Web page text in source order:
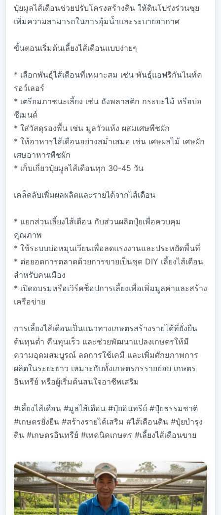
ปุ๋ยมูลไส้เดือนช่วยปรับโครงสร้างดิน ให้ดินโปร่งร่วนซุย
เพิ่มความสามารถในการอุ้มน้ำและระบายอากาศ
ขั้นตอนเริ่มต้นเลี้ยงไส้เดือนแบบง่ายๆ
* เลือกพันธุ์ไส้เดือนที่เหมาะสม เช่น พันธุ์แอฟริกันไนท์ค
รอว์เลอร์
* เตรียมภาชนะเลี้ยง เช่น ถังพลาสติก กระบะไม้ หรือบ่อ
ซีเมนต์
* ใส่วัสดุรองพื้น เช่น มูลวัวแห้ง ผสมเศษพืชผัก
* ให้อาหารไส้เดือนอย่างสม่ำเสมอ เช่น เศษผลไม้ เศษผัก
เศษอาหารพืชผัก
* เก็บเกี่ยวปุ๋ยมูลไส้เดือนทุก 30-45 วัน
เคล็ดลับเพิ่มผลผลิตและรายได้จากไส้เดือน
* แยกส่วนเลี้ยงไส้เดือน กับส่วนผลิตปุ๋ยเพื่อควบคุม
คุณภาพ
* ใช้ระบบบ่อหมุนเวียนเพื่อลดแรงงานและประหยัดพื้นที่
* ต่อยอดการตลาดด้วยการขายเป็นชุด DIY เลี้ยงไส้เดือน
สำหรับคนเมือง
* เปิดอบรมหรือเวิร์คช็อปการเลี้ยงเพื่อเพิ่มมูลค่าและสร้าง
เครือข่าย
การเลี้ยงไส้เดือนเป็นแนวทางเกษตรสร้างรายได้ที่ยั่งยืน
ต้นทุนต่ำ คืนทุนเร็ว และช่วยพัฒนาแปลงเกษตรให้มี
ความอุดมสมบูรณ์ ลดการใช้เคมี และเพิ่มศักยภาพการ
ผลิตในระยะยาว เหมาะกับทั้งเกษตรกรรายย่อย เกษตร
อินทรีย์ หรือผู้เริ่มต้นสนใจอาชีพเสริม
#เลี้ยงไส้เดือน #มูลไส้เดือน #ปุ๋ยอินทรีย์ #ปุ๋ยธรรมชาติ
#เกษตรยั่งยืน #สร้างรายได้เสริม #ไส้เดือนดิน #ปุ๋ยบำรุง
ดิน #เกษตรอินทรีย์ #เทคนิคเกษตร #เลี้ยงไส้เดือนขาย